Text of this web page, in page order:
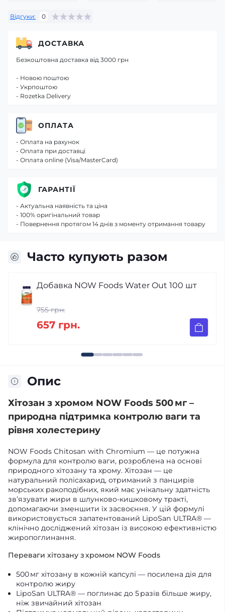
Відгуки: 0
Часто купують разом
Часник Amway Nutrilite 120 таблеток
687 грн.
Опис
Хітозан з хромом NOW Foods 500 мг –
природна підтримка контролю ваги та
рівня холестерину
NOW Foods Chitosan with Chromium — це потужна
формула для контролю ваги, розроблена на основі
природного хітозану та хрому. Хітозан — це
натуральний полісахарид, отриманий з панцирів
морських ракоподібних, який має унікальну здатність
зв’язувати жири в шлунково-кишковому тракті,
допомагаючи зменшити їх засвоєння. У цій формулі
використовується запатентований LipoSan ULTRA® —
клінічно досліджений хітозан із високою ефективністю
жиропоглинання.
Переваги хітозану з хромом NOW Foods
500 мг хітозану в кожній капсулі — посилена дія для
контролю жиру
LipoSan ULTRA® — поглинає до 5 разів більше жиру,
ніж звичайний хітозан
ДОСТАВКА
Безкоштовна доставка від 3000 грн
- Новою поштою
- Укрпоштою
- Rozetka Delivery
ОПЛАТА
- Оплата на рахунок
- Оплата при доставці
- Оплата online (Visa/MasterCard)
ГАРАНТІЇ
- Актуальна наявність та ціна
- 100% оригінальний товар
- Повернення протягом 14 днів з моменту отримання товару